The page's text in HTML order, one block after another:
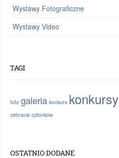
Wystawy Fotograficzne
Wystawy Video
TAGI
foto galeria konkurs konkursy
zebranie członków
OSTATNIO DODANE